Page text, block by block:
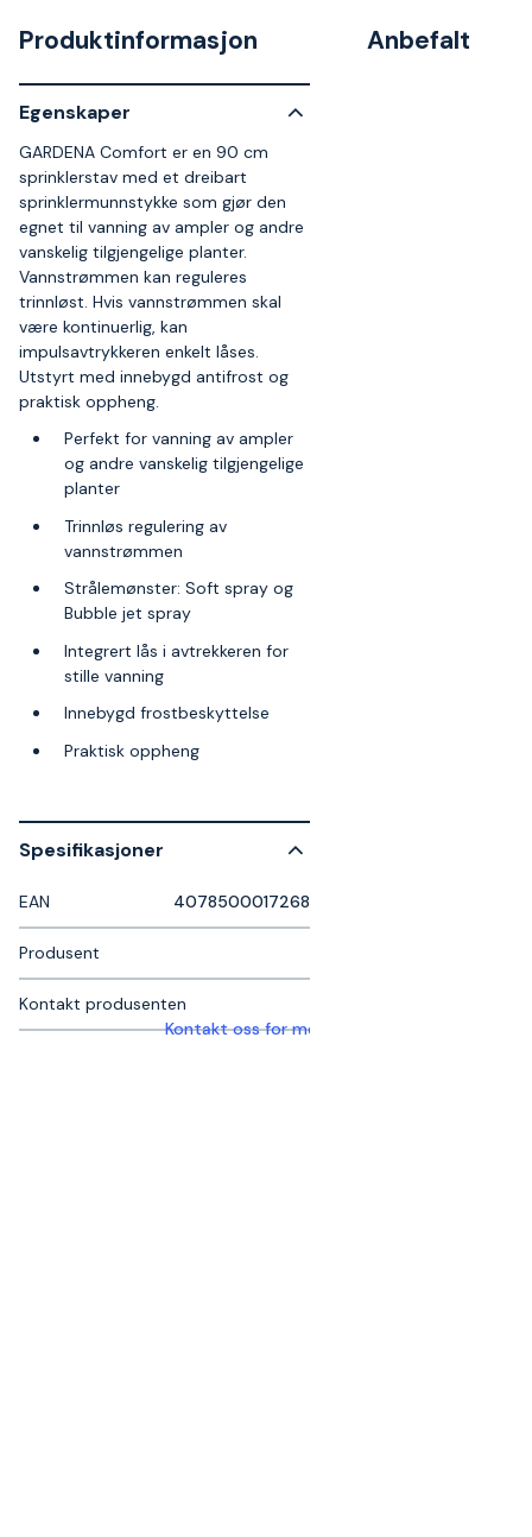
Produktinformasjon
Egenskaper
GARDENA Comfort er en 90 cm
sprinklerstav med et dreibart
sprinklermunnstykke som gjør den
egnet til vanning av ampler og andre
vanskelig tilgjengelige planter.
Vannstrømmen kan reguleres
trinnløst. Hvis vannstrømmen skal
være kontinuerlig, kan
impulsavtrykkeren enkelt låses.
Utstyrt med innebygd antifrost og
praktisk oppheng.
Perfekt for vanning av ampler
og andre vanskelig tilgjengelige
planter
Trinnløs regulering av
vannstrømmen
Strålemønster: Soft spray og
Bubble jet spray
Integrert lås i avtrekkeren for
stille vanning
Innebygd frostbeskyttelse
Praktisk oppheng
Spesifikasjoner
EAN 4078500017268
Produsent
Kontakt produsenten
Kontakt oss for mer informasjon
Anbefalt